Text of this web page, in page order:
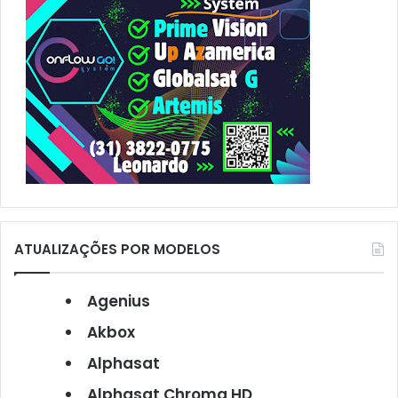
ATUALIZAÇÕES POR MODELOS
Agenius
Akbox
Alphasat